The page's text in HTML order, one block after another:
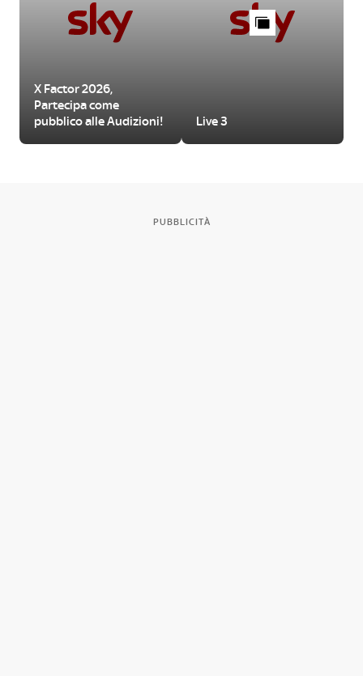
X Factor 2026,
Partecipa come
pubblico alle Audizioni!
Live 3
PUBBLICITÀ